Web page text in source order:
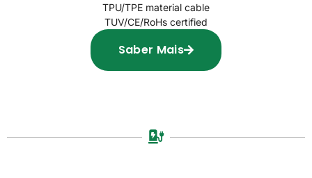
TPU/TPE material cable
TUV/CE/RoHs certified
Saber Mais